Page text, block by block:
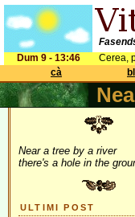
Dum 9 - 13:46
Cerea,
cà
Near a tree by a river
there's a hole in the
ULTIMI POST